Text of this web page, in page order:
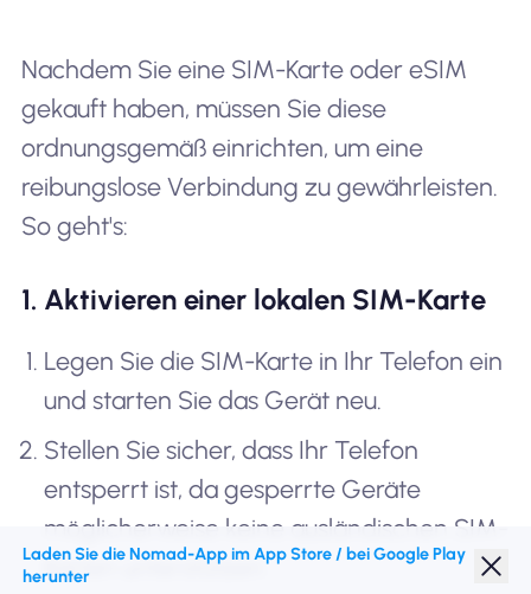
Nachdem Sie eine SIM-Karte oder eSIM
gekauft haben, müssen Sie diese
ordnungsgemäß einrichten, um eine
reibungslose Verbindung zu gewährleisten.
So geht's:
1. Aktivieren einer lokalen SIM-Karte
Legen Sie die SIM-Karte in Ihr Telefon ein
und starten Sie das Gerät neu.
Stellen Sie sicher, dass Ihr Telefon
entsperrt ist, da gesperrte Geräte
möglicherweise keine ausländischen SIM-
Karten unterstützen.
Laden Sie die Nomad-App im App Store / bei Google Play
herunter